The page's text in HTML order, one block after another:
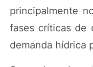
principalmente
fases críticas de
demanda hídrica